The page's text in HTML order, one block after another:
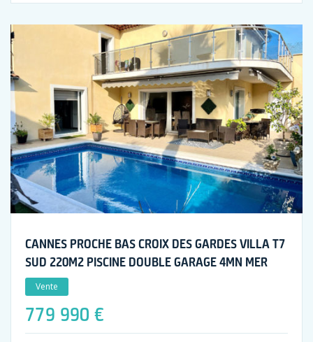
CANNES PROCHE BAS CROIX DES GARDES VILLA T7
SUD 220M2 PISCINE DOUBLE GARAGE 4MN MER
Vente
779 990 €